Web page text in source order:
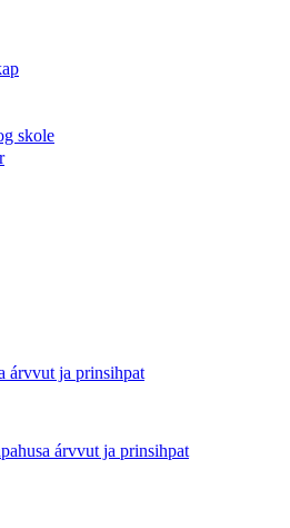
skole
árvvut ja prinsihpat
árvvut ja prinsihpat